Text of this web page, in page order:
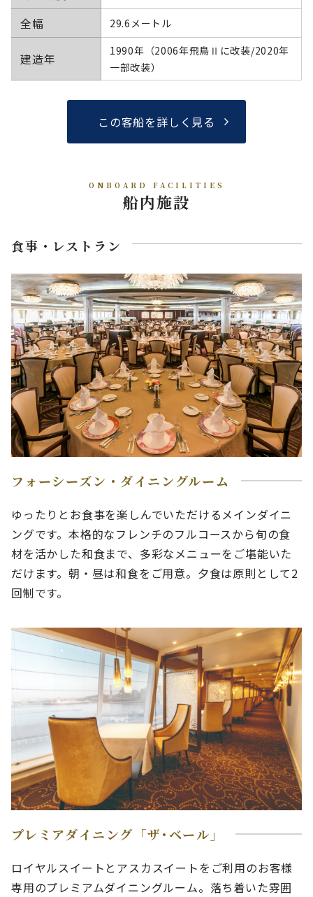
全幅 29.6メートル
建造年
1990年（2006年飛鳥Ⅱに改装/2020年
一部改装）
この客船を詳しく見る
ONBOARD FACILITIES
船内施設
食事・レストラン
フォーシーズン・ダイニングルーム
ゆったりとお食事を楽しんでいただけるメインダイニ
ングです。本格的なフレンチのフルコースから旬の食
材を活かした和食まで、多彩なメニューをご堪能いた
だけます。朝・昼は和食をご用意。夕食は原則として2
回制です。
プレミアダイニング「ザ･ベール」
ロイヤルスイートとアスカスイートをご利用のお客様
専用のプレミアムダイニングルーム。落ち着いた雰囲